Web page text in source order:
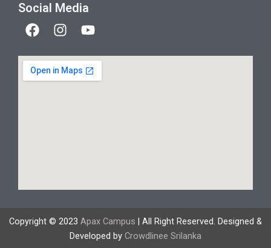
Social Media
F
a
e
b
I
n
t
a
Y
o
t
u
Copyright © 2023 Apax Campus | All Right Reserved. Designed &
Developed by Crowdlinee Srilanka